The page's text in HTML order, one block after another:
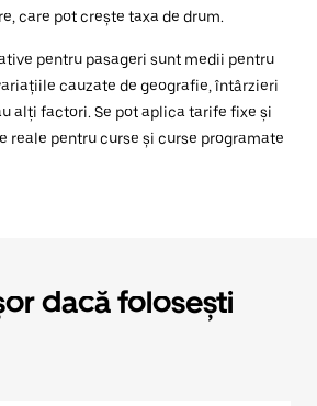
care pot crește taxa de drum.
pentru pasageri sunt medii pentru
cauzate de geografie, întârzieri
alți factori. Se pot aplica tarife fixe și
reale pentru curse și curse programate
dacă folosești